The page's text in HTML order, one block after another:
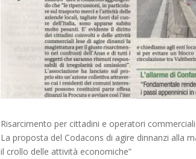
Risarcimento per cittadini e operatori commerciali
La proposta del Codacons di agire dinnanzi alla
il crollo delle attività economiche”